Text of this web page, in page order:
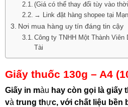
(Giá có thể thay đổi tùy vào
→ Link đặt hàng shopee tại
Nơi mua hàng uy tín đáng tin cậy
Công ty TNHH Một Thành
Tài
Giấy thuốc 130g – A4
Giấy in màu hay còn gọi là giấy
và trung thực, với chất liệu bền